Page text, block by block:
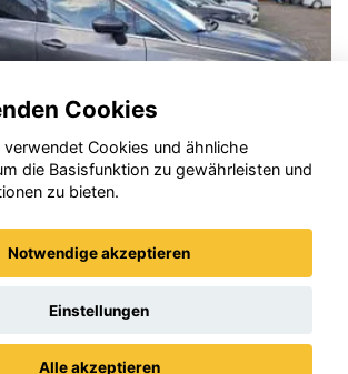
4
Cookies
verwendet Cookies und ähnliche
die Basisfunktion zu gewährleisten und
zu bieten.
Notwendige akzeptieren
Einstellungen
Alle akzeptieren